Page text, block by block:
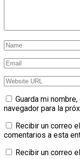
Guarda mi
navegador para la
Recibir un correo
comentarios a esta
Recibir un correo